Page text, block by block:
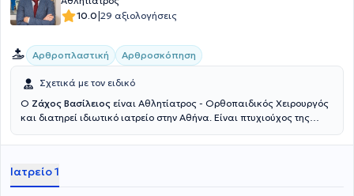
10.0|29 αξιολογήσεις
Αρθροπλαστική Αρθροσκόπηση
Σχετικά με τον ειδικό
Ο Ζάχος Βασίλειος είναι Αθλητίατρος - Ορθοπαιδικός Χειρουργός
και διατηρεί ιδιωτικό ιατρείο στην Αθήνα. Είναι πτυχιούχος της
Αθηνών και κάτοχος Διδακτορικού από την Ιατρική Σχολή του
πλούσια επαγγελματική καριέρα του έχει εργαστεί ως
ορθοπαιδικός χειρουργός σε Κλινικές της Αθήνας , ως Επικεφαλής
Ιατρείο 1